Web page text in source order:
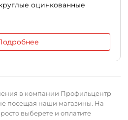
оцинкованные
в компании Профильцентр
посещая наши магазины. На
выберете и оплатите